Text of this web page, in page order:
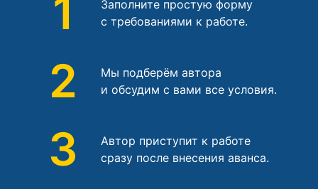
1
Заполните простую форму
с требованиями к работе.
2
Мы подберём автора
и обсудим с вами все условия.
3
Автор приступит к работе
сразу после внесения аванса.